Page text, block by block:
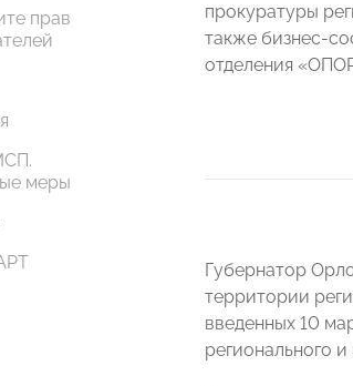
прав
меры
прокуратуры
также бизнес-
отделения
Губернатор
территории
введенных 10
регионального